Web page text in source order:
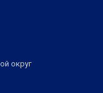
округ